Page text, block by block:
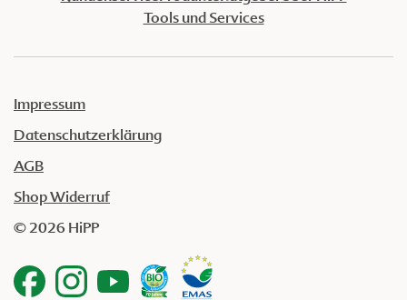
Tools und Services
Impressum
Datenschutzerklärung
AGB
Shop Widerruf
© 2026 HiPP